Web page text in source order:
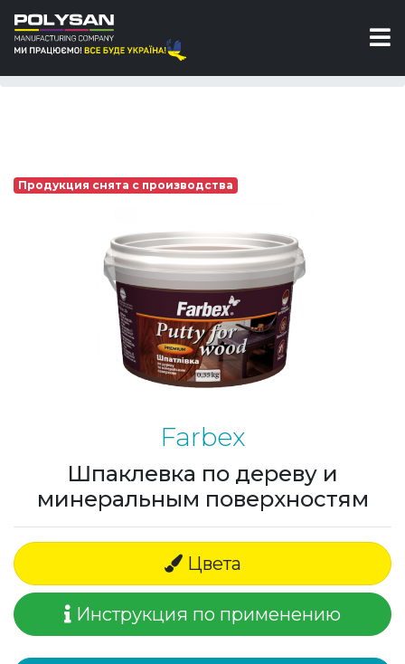
Шпаклевка по дереву
Шпаклевка по дереву и минеральным
поверхностям Farbex
Продукция снята с производства
Farbex
Шпаклевка по дереву и
минеральным поверхностям
Цвета
Инструкция по применению